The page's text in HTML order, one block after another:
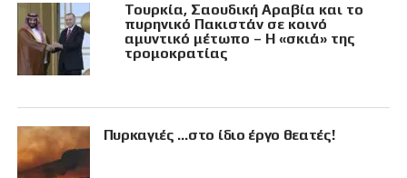
Τουρκία, Σαουδική Αραβία και το
πυρηνικό Πακιστάν σε κοινό
αμυντικό μέτωπο – Η «σκιά» της
τρομοκρατίας
Πυρκαγιές …στο ίδιο έργο θεατές!